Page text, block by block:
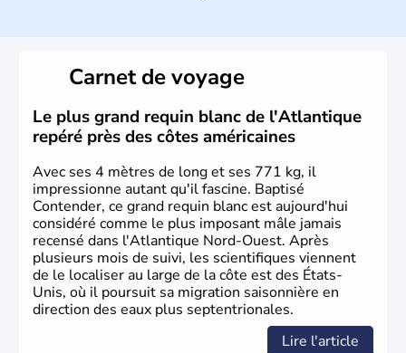
Plusieurs populations se sont succédées avant l'arrivée
des européens, suite à la découverte du continent par
Christophe Colomb en 1492. Les 13 colonies
britanniques proclament la Déclaration d'indépendance
en 1776 et adoptent leur première constitution en 1787.
La conquête de l'Ouest marque ensuite l'entrée dans une
phase de développement intense.
Carnet de voyage
Le plus grand requin blanc de l'Atlantique
repéré près des côtes américaines
Avec ses 4 mètres de long et ses 771 kg, il
impressionne autant qu'il fascine. Baptisé
Contender, ce grand requin blanc est aujourd'hui
considéré comme le plus imposant mâle jamais
recensé dans l'Atlantique Nord-Ouest. Après
plusieurs mois de suivi, les scientifiques viennent
de le localiser au large de la côte est des États-
Unis, où il poursuit sa migration saisonnière en
direction des eaux plus septentrionales.
Lire l'article